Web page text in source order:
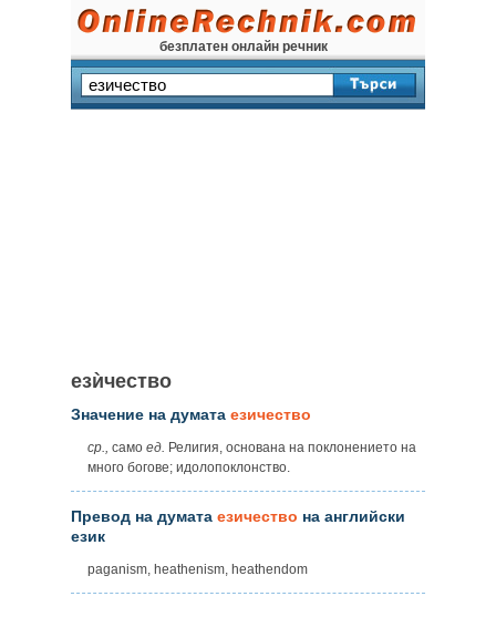
безплатен онлайн речник
езѝчество
Значение на думата езичество
ср., само ед. Религия, основана на поклонението на
много богове; идолопоклонство.
Превод на думата езичество на английски
език
paganism, heathenism, heathendom